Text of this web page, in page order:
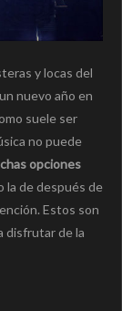
y locas del
nuevo año en
suele ser
no puede
opciones
la de después de
Estos son
disfrutar de la